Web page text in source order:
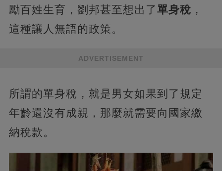
勵百姓生育，劉邦甚至想出了單身稅 ，
這種讓人無語的政策。
ADVERTISEMENT
所謂的單身稅，就是男女如果到了規定
年齡還沒有成親，那麼就需要向國家繳
納稅款。